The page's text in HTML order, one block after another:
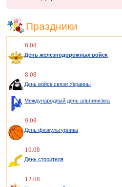
Праздники
6.08
День железнодорожных войск
8.08
День войск связи Украины
Международный день альпинизма
9.08
День физкультурника
10.08
День строителя
12.08